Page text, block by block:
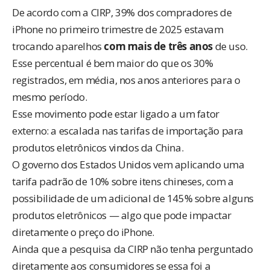
De acordo com a CIRP, 39% dos compradores de
iPhone no primeiro trimestre de 2025 estavam
trocando aparelhos com mais de três anosde uso.
Esse percentual é bem maior do que os 30%
registrados, em média, nos anos anteriores para o
mesmo período.
Esse movimento pode estar ligado a um fator
externo: a escalada nas tarifas de importação para
produtos eletrônicos vindos da China.
O governo dos Estados Unidos vem aplicando uma
tarifa padrão de 10% sobre itens chineses, com a
possibilidade de um adicional de 145% sobre alguns
produtos eletrônicos — algo que pode impactar
diretamente o preço do iPhone.
Ainda que a pesquisa da CIRP não tenha perguntado
diretamente aos consumidores se essa foi a